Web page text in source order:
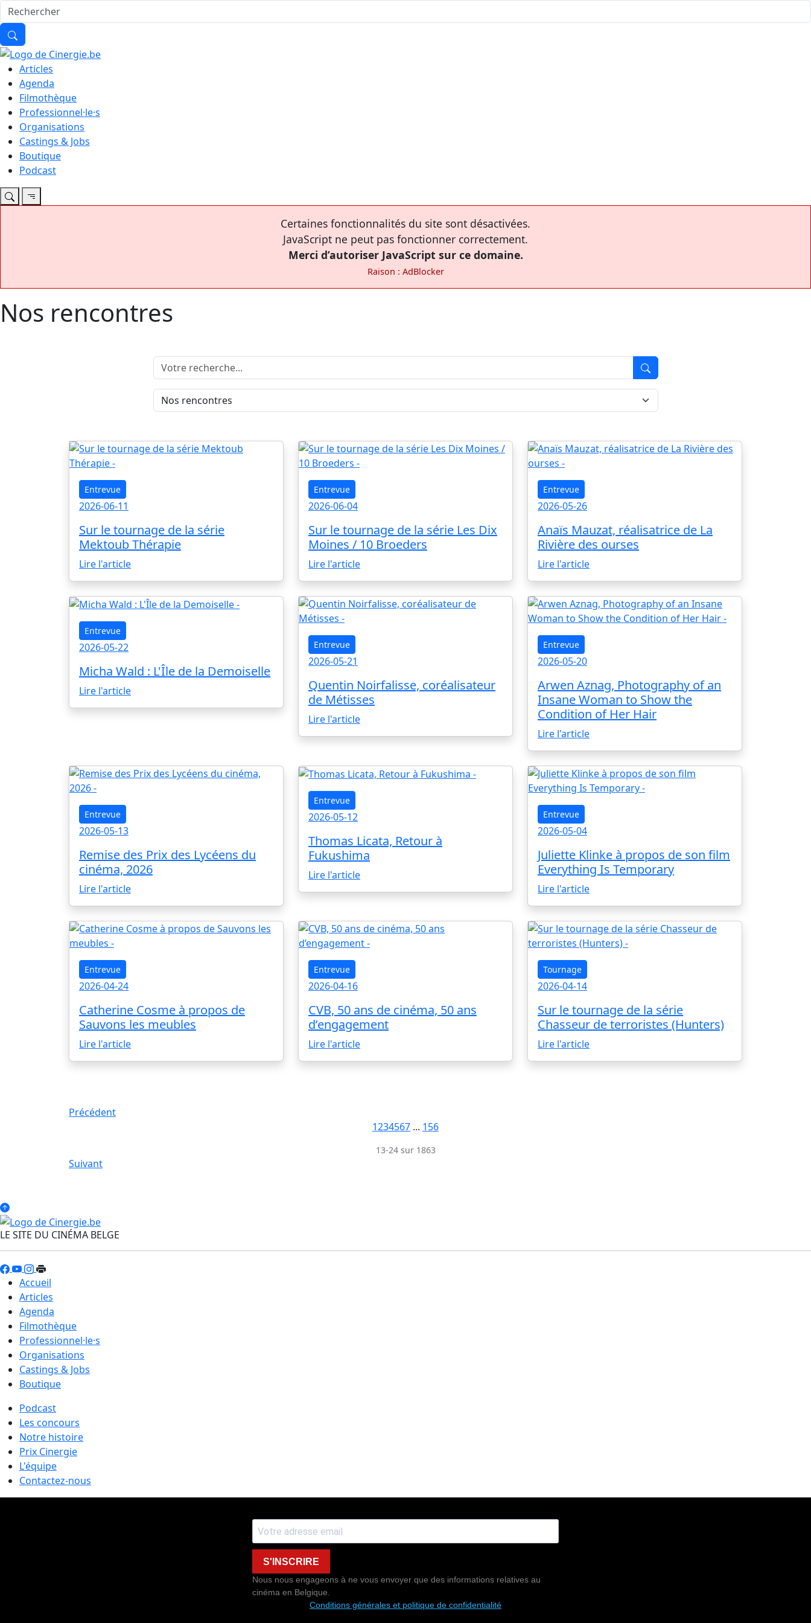
Articles
Agenda
Filmothèque
Professionnel·le·s
Organisations
Castings & Jobs
Boutique
Podcast
Certaines fonctionnalités du site sont désactivées.
JavaScript ne peut pas fonctionner correctement.
Merci d’autoriser JavaScript sur ce domaine.
Raison : AdBlocker
Nos rencontres
Entrevue
2026-06-11
Sur le tournage de la série
Mektoub Thérapie
Lire l'article
Entrevue
2026-06-04
Sur le tournage de la série Les Dix
Moines / 10 Broeders
Lire l'article
Entrevue
2026-05-26
Anaïs Mauzat, réalisatrice de La
Rivière des ourses
Lire l'article
Entrevue
2026-05-22
Micha Wald : L'Île de la Demoiselle
Lire l'article
Entrevue
2026-05-21
Quentin Noirfalisse, coréalisateur
de Métisses
Lire l'article
Entrevue
2026-05-20
Arwen Aznag, Photography of an
Insane Woman to Show the
Condition of Her Hair
Lire l'article
Entrevue
2026-05-13
Remise des Prix des Lycéens du
cinéma, 2026
Lire l'article
Entrevue
2026-05-12
Thomas Licata, Retour à
Fukushima
Lire l'article
Entrevue
2026-05-04
Juliette Klinke à propos de son film
Everything Is Temporary
Lire l'article
Entrevue
2026-04-24
Catherine Cosme à propos de
Sauvons les meubles
Lire l'article
Entrevue
2026-04-16
CVB, 50 ans de cinéma, 50 ans
d’engagement
Lire l'article
Tournage
2026-04-14
Sur le tournage de la série
Chasseur de terroristes (Hunters)
Lire l'article
Précédent
1234567 ... 156
13-24 sur 1863
Suivant
LE SITE DU CINÉMA BELGE
Accueil
Articles
Agenda
Filmothèque
Professionnel·le·s
Organisations
Castings & Jobs
Boutique
Podcast
Les concours
Notre histoire
Prix Cinergie
L'équipe
Contactez-nous
S'INSCRIRE
Nous nous engageons à ne vous envoyer que des informations relatives au
cinéma en Belgique.
Conditions générales et politique de confidentialité